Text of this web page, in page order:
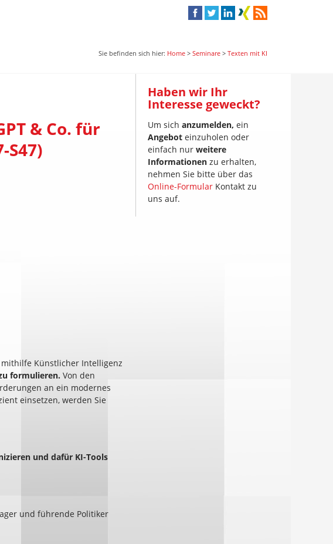
Sie befinden sich hier: Home > Seminare > Texten mit KI
& Co. für
Künstlicher Intelligenz
formulieren. Von den
an ein modernes
einsetzen, werden Sie
und dafür KI-Tools
und führende Politiker
Haben wir Ihr
Interesse geweckt?
Um sich anzumelden, ein
Angebot einzuholen oder
einfach nur weitere
Informationen zu erhalten,
nehmen Sie bitte über das
Online-Formular Kontakt zu
uns auf.